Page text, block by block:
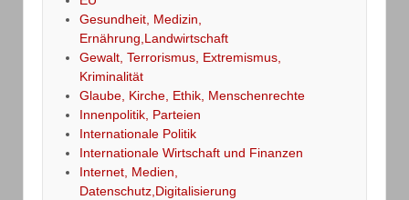
Gesundheit, Medizin,
Ernährung,Landwirtschaft
Gewalt, Terrorismus, Extremismus,
Kriminalität
Glaube, Kirche, Ethik, Menschenrechte
Innenpolitik, Parteien
Internationale Politik
Internationale Wirtschaft und Finanzen
Internet, Medien,
Datenschutz,Digitalisierung